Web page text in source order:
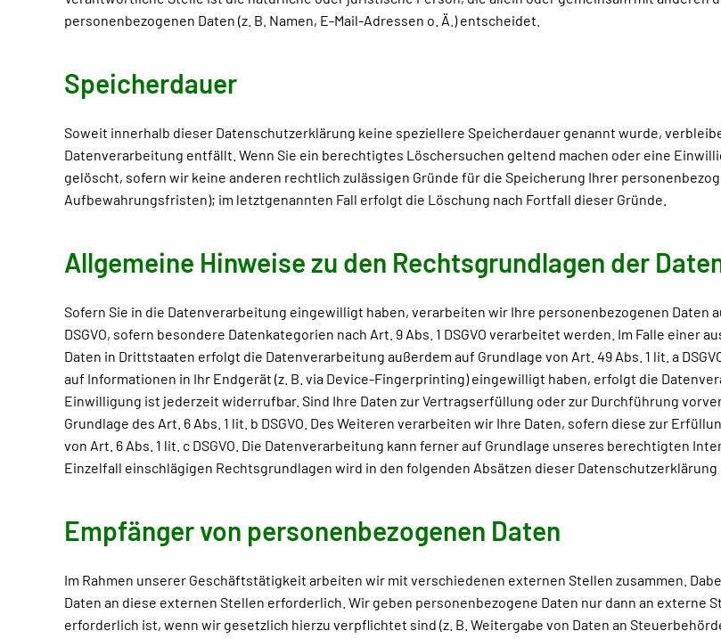
personenbezogenen Daten (z. B. Namen, E-Mail-Adressen o. Ä.) entscheidet.
Speicherdauer
Soweit innerhalb dieser Datenschutzerklärung keine speziellere Speicherdauer genannt wurde,
Datenverarbeitung entfällt. Wenn Sie ein berechtigtes Löschersuchen geltend machen oder eine
gelöscht, sofern wir keine anderen rechtlich zulässigen Gründe für die Speicherung Ihrer
Aufbewahrungsfristen); im letztgenannten Fall erfolgt die Löschung nach Fortfall dieser Gründe.
Allgemeine Hinweise zu den Rechtsgrundlagen der
Sofern Sie in die Datenverarbeitung eingewilligt haben, verarbeiten wir Ihre personenbezogenen Daten
DSGVO, sofern besondere Datenkategorien nach Art. 9 Abs. 1 DSGVO verarbeitet werden. Im Falle
Daten in Drittstaaten erfolgt die Datenverarbeitung außerdem auf Grundlage von Art. 49 Abs. 1 lit. a
auf Informationen in Ihr Endgerät (z. B. via Device-Fingerprinting) eingewilligt haben, erfolgt die
Einwilligung ist jederzeit widerrufbar. Sind Ihre Daten zur Vertragserfüllung oder zur Durchführung
Grundlage des Art. 6 Abs. 1 lit. b DSGVO. Des Weiteren verarbeiten wir Ihre Daten, sofern diese zur
von Art. 6 Abs. 1 lit. c DSGVO. Die Datenverarbeitung kann ferner auf Grundlage unseres berechtigten
Einzelfall einschlägigen Rechtsgrundlagen wird in den folgenden Absätzen dieser Datenschutzerklärung
Empfänger von personenbezogenen Daten
Im Rahmen unserer Geschäftstätigkeit arbeiten wir mit verschiedenen externen Stellen zusammen.
Daten an diese externen Stellen erforderlich. Wir geben personenbezogene Daten nur dann an externe
erforderlich ist, wenn wir gesetzlich hierzu verpflichtet sind (z. B. Weitergabe von Daten an